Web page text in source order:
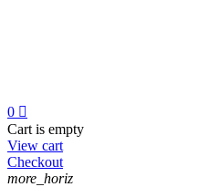
0 
Cart is empty
View cart
Checkout
more_horiz